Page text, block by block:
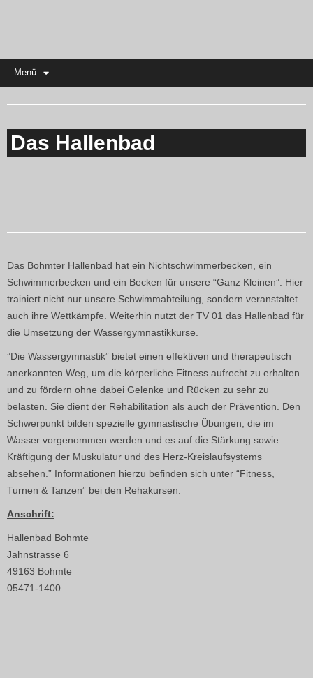
Menü
Das Hallenbad
Das Bohmter Hallenbad hat ein Nichtschwimmerbecken, ein
Schwimmerbecken und ein Becken für unsere “Ganz Kleinen”. Hier
trainiert nicht nur unsere Schwimmabteilung, sondern veranstaltet
auch ihre Wettkämpfe. Weiterhin nutzt der TV 01 das Hallenbad für
die Umsetzung der Wassergymnastikkurse.
”Die Wassergymnastik” bietet einen effektiven und therapeutisch
anerkannten Weg, um die körperliche Fitness aufrecht zu erhalten
und zu fördern ohne dabei Gelenke und Rücken zu sehr zu
belasten. Sie dient der Rehabilitation als auch der Prävention. Den
Schwerpunkt bilden spezielle gymnastische Übungen, die im
Wasser vorgenommen werden und es auf die Stärkung sowie
Kräftigung der Muskulatur und des Herz-Kreislaufsystems
absehen.” Informationen hierzu befinden sich unter “Fitness,
Turnen & Tanzen” bei den Rehakursen.
Anschrift:
Hallenbad Bohmte
Jahnstrasse 6
49163 Bohmte
05471-1400